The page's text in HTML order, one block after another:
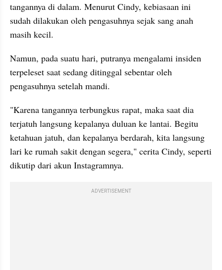
tangannya di dalam. Menurut Cindy, kebiasaan ini
sudah dilakukan oleh pengasuhnya sejak sang anah
masih kecil.
Namun, pada suatu hari, putranya mengalami insiden
terpeleset saat sedang ditinggal sebentar oleh
pengasuhnya setelah mandi.
"Karena tangannya terbungkus rapat, maka saat dia
terjatuh langsung kepalanya duluan ke lantai. Begitu
ketahuan jatuh, dan kepalanya berdarah, kita langsung
lari ke rumah sakit dengan segera," cerita Cindy, seperti
dikutip dari akun Instagramnya.
ADVERTISEMENT